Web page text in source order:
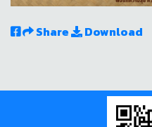
Share
Download